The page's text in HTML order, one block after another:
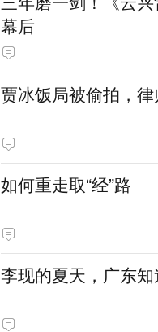
幕后
贾冰饭局被偷拍，
如何重走取“经”路
李现的夏天，广东知